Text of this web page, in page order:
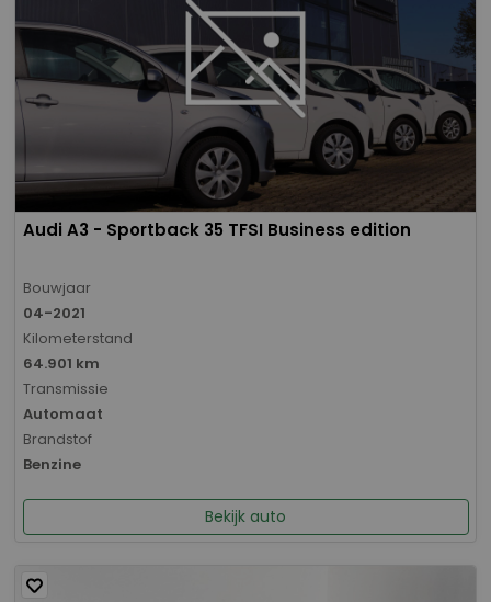
Audi A3 - Sportback 35 TFSI Business edition
Bouwjaar
04-2021
Kilometerstand
64.901 km
Transmissie
Automaat
Brandstof
Benzine
Bekijk auto